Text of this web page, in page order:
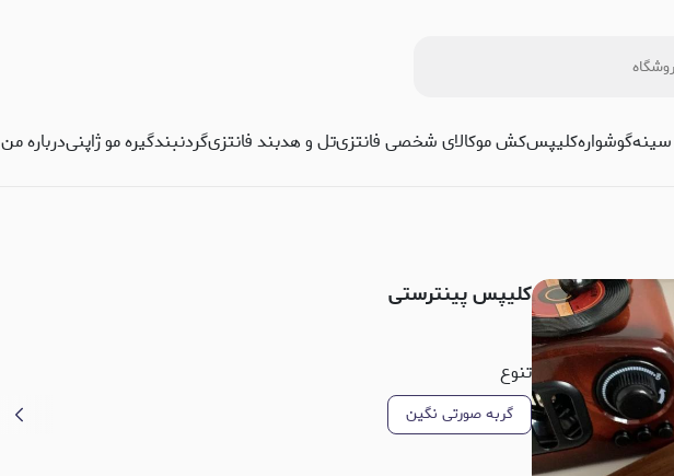
گوشوارهکلیپسکش موکالای شخصی فانتزیتل و هدبند فانتزیگردنبندگیره مو ژاپنیدرباره من
کلیپس پینترستی
تنوع
گربه صورتی نگین